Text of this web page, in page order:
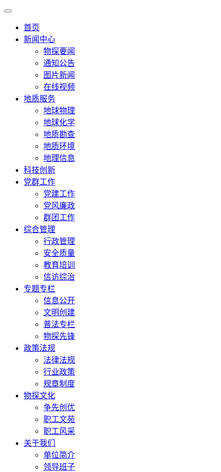
首页
新闻中心
物探要闻
通知公告
图片新闻
在线视频
地质服务
地球物理
地球化学
地质勘查
地质环境
地理信息
科技创新
党群工作
党建工作
党风廉政
群团工作
综合管理
行政管理
安全质量
教育培训
信访综治
专题专栏
信息公开
文明创建
普法专栏
物探先锋
政策法规
法律法规
行业政策
规章制度
物探文化
争先创优
职工文苑
职工风采
关于我们
单位简介
领导班子